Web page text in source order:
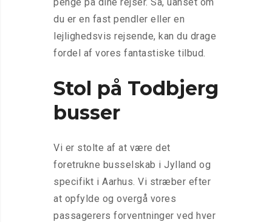
du er en fast pendler eller en
lejlighedsvis rejsende, kan du drage
fordel af vores fantastiske tilbud.
Stol på Todbjerg
busser
Vi er stolte af at være det
foretrukne busselskab i Jylland og
specifikt i Aarhus. Vi stræber efter
at opfylde og overgå vores
passagerers forventninger ved hver